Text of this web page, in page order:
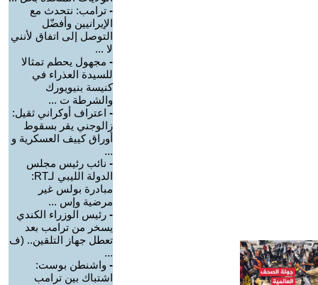
- ترامب: نتحدث مع
الإيرانيين وأفضّل
التوصل إلى اتفاق لأنني
لا ...
- مجهول يحطم تمثالا
للسيدة العذراء في
كنيسة بنيويورك
والشرطة ت ...
- اعتراف أوكراني ثقيل:
زالوجني يقر بسقوط
أوراق كييف العسكرية و
...
- نائب رئيس مجلس
الدولة الليبي لـRT:
مبادرة بولس غير
مرضية وإس ...
- رئيس الوزراء الكندي
يسخر من ترامب بعد
تعطل جهاز التلقين.. (ف
...
- واشنطن بوست:
اشتباك بين ترامب